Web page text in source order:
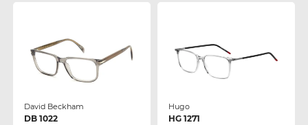
David Beckham
DB 1022
Hugo
HG 1271